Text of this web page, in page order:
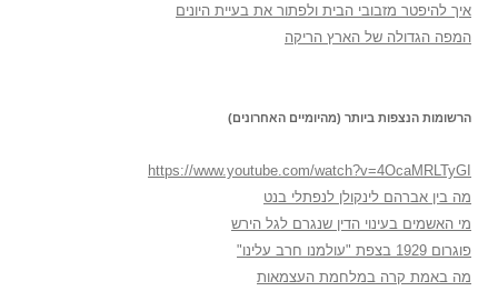
איך להיפטר מזבובי הבית ולפתור את בעיית היונים
המפה הגדולה של הארץ הריקה
הרשומות הנצפות ביותר (מהיומיים האחרונים)
https://www.youtube.com/watch?v=4OcaMRLTyGI
מה בין אברהם לינקולן לנפתלי בנט
מי האשמים בעינוי הדין שנגרם לגל הירש
פוגרום 1929 בצפת "עולמנו חרב עלינו"
מה באמת קרה במלחמת העצמאות